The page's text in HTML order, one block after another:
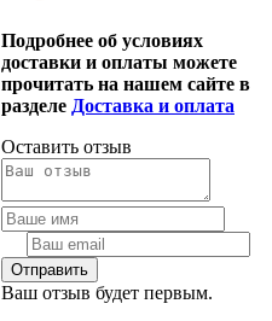
Подробнее об условиях
доставки и оплаты можете
прочитать на нашем сайте в
разделе Доставка и оплата
Оставить отзыв
Ваш отзыв будет первым.